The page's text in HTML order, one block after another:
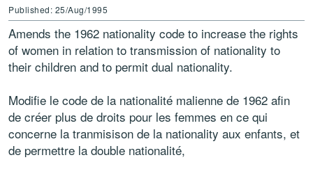
Published: 25/Aug/1995
Amends the 1962 nationality code to increase the rights
of women in relation to transmission of nationality to
their children and to permit dual nationality.
Modifie le code de la nationalité malienne de 1962 afin
de créer plus de droits pour les femmes en ce qui
concerne la tranmisison de la nationality aux enfants, et
de permettre la double nationalité,